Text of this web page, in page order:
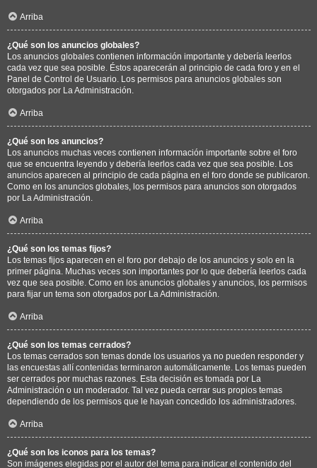
Arriba
¿Qué son los anuncios globales?
Los anuncios globales contienen información importante y debería leerlos
cada vez que sea posible. Éstos aparecerán al principio de cada foro y en el
Panel de Control de Usuario. Los permisos para anuncios globales son
otorgados por La Administración.
Arriba
¿Qué son los anuncios?
Los anuncios muchas veces contienen información importante sobre el foro
que se encuentra leyendo y debería leerlos cada vez que sea posible. Los
anuncios aparecen al principio de cada página en el foro donde se publicaron.
Como en los anuncios globales, los permisos para anuncios son otorgados
por La Administración.
Arriba
¿Qué son los temas fijos?
Los temas fijos aparecen en el foro por debajo de los anuncios y solo en la
primer página. Muchas veces son importantes por lo que debería leerlos cada
vez que sea posible. Como en los anuncios globales y anuncios, los permisos
para fijar un tema son otorgados por La Administración.
Arriba
¿Qué son los temas cerrados?
Los temas cerrados son temas donde los usuarios ya no pueden responder y
las encuestas allí contenidas terminaron automáticamente. Los temas pueden
ser cerrados por muchas razones. Esta decisión es tomada por La
Administración o un moderador. Tal vez pueda cerrar sus propios temas
dependiendo de los permisos que le hayan concedido los administradores.
Arriba
¿Qué son los iconos para los temas?
Son imágenes elegidas por el autor del tema para indicar el contenido del